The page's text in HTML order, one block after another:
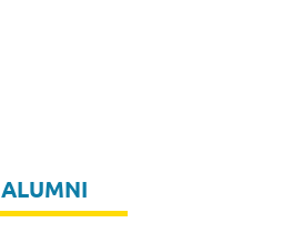
ALUMNI